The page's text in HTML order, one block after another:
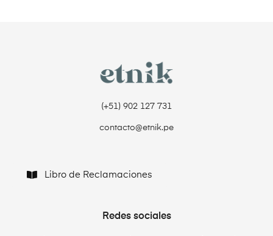
(+51) 902 127 731‬
contacto@etnik.pe
Libro de Reclamaciones
Redes sociales